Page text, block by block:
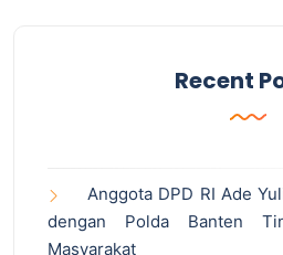
Recent
Anggota DPD RI Ade
dengan Polda Banten
Masyarakat